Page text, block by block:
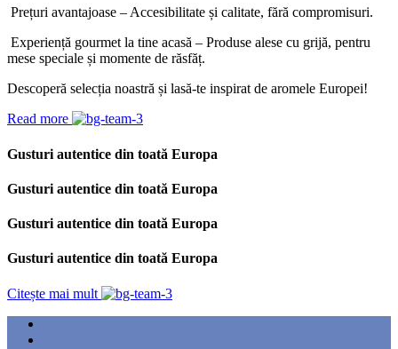
Prețuri avantajoase – Accesibilitate și calitate, fără compromisuri.
Experiență gourmet la tine acasă – Produse alese cu grijă, pentru
mese speciale și momente de răsfăț.
Descoperă selecția noastră și lasă-te inspirat de aromele Europei!
Read more
Gusturi autentice din toată Europa
Gusturi autentice din toată Europa
Gusturi autentice din toată Europa
Gusturi autentice din toată Europa
Citește mai mult